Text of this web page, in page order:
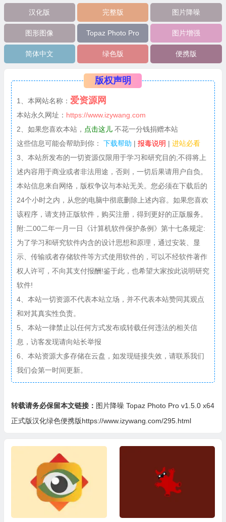
汉化版 完整版 图片降噪
图形图像 Topaz Photo Pro 图片增强
简体中文 绿色版 便携版
版权声明
1、本网站名称： 爱资源网
本站永久网址： https://www.izywang.com
2、如果您喜欢本站， 点击这儿不花一分钱捐赠本站
这些信息可能会帮助到你：
下载帮助 | 报毒说明 | 进站必看
3、本站所发布的一切资源仅限用于学习和研究目的;不得将上
述内容用于商业或者非法用途，否则，一切后果请用户自负。
本站信息来自网络，版权争议与本站无关。您必须在下载后的
24个小时之内，从您的电脑中彻底删除上述内容。如果您喜欢
该程序，请支持正版软件，购买注册，得到更好的正版服务。
附:二00二年一月一日《计算机软件保护条例》第十七条规定:
为了学习和研究软件内含的设计思想和原理，通过安装、显
示、传输或者存储软件等方式使用软件的，可以不经软件著作
权人许可，不向其支付报酬!鉴于此，也希望大家按此说明研究
软件!
4、本站一切资源不代表本站立场，并不代表本站赞同其观点
和对其真实性负责。
5、本站一律禁止以任何方式发布或转载任何违法的相关信
息，访客发现请向站长举报
6、本站资源大多存储在云盘，如发现链接失效，请联系我们
我们会第一时间更新。
转载请务必保留本文链接： 图片降噪 Topaz Photo Pro v1.5.0 x64
正式版汉化绿色便携版https://www.izywang.com/295.html